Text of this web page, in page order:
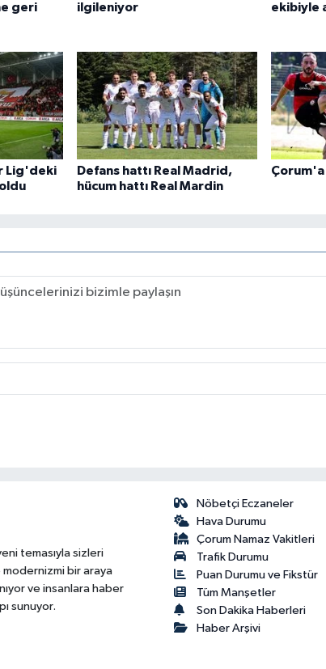
geri
ilgileniyor
ekibiyle
Lig'deki
Defans hattı Real Madrid,
hücum hattı Real Mardin
temasıyla sizleri
bir araya
ve insanlara haber
sunuyor.
Nöbetçi Eczaneler
Hava Durumu
Çorum Namaz Vakitleri
Trafik Durumu
Puan Durumu ve Fikstür
Tüm Manşetler
Son Dakika Haberleri
Haber Arşivi